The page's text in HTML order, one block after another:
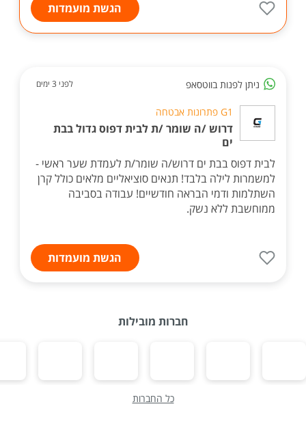
הגשת מועמדות
ניתן לפנות בווטסאפ לפני 3 ימים
G1 פתרונות אבטחה
דרוש /ה שומר /ת לבית דפוס גדול בבת
ים
לבית דפוס בבת ים דרוש/ה שומר/ת לעמדת שער ראשי -
למשמרות לילה בלבד! תנאים סוציאליים מלאים כולל קרן
השתלמות ודמי הבראה חודשיים! עבודה בסביבה
ממוחשבת ללא נשק.
הגשת מועמדות
חברות מובילות
כל החברות